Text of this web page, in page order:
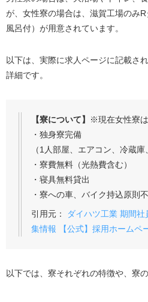
が、女性寮の場合は、滋賀工場のみ
風呂付）が用意されています。
以下は、実際に求人ページに記載さ
詳細です。
【寮について】
※現在女性寮は
・独身寮完備
（1人部屋、エアコン、冷蔵庫
・寮費無料（光熱費含む）
・寝具無料貸出
・寮への車、バイク持込原則
引用元：
ダイハツ工業 期間
集情報 【公式】採用ホームペ
以下では、寮それぞれの特徴や、寮